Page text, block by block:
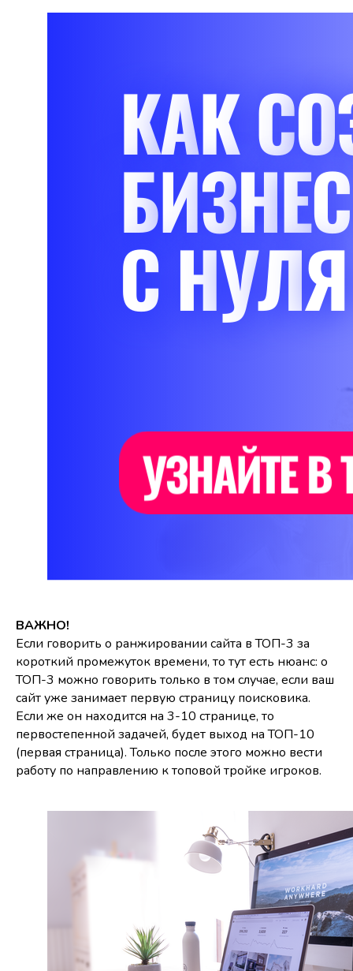
ВАЖНО!
Если говорить о ранжировании сайта в ТОП-3 за
короткий промежуток времени, то тут есть нюанс: о
ТОП-3 можно говорить только в том случае, если ваш
сайт уже занимает первую страницу поисковика.
Если же он находится на 3-10 странице, то
первостепенной задачей, будет выход на ТОП-10
(первая страница). Только после этого можно вести
работу по направлению к топовой тройке игроков.